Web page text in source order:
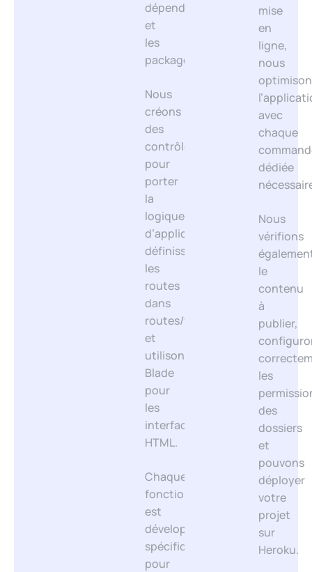
dépendances
et
les
packages.
Nous
créons
des
contrôleurs
pour
porter
la
logique
d’application,
définissons
les
routes
dans
routes/web.php
et
utilisons
Blade
pour
les
interfaces
HTML.
Chaque
fonctionnalité
est
développée
spécifiquement
pour
mise
en
ligne,
nous
avec
chaque
dédiée
Nous
vérifions
le
contenu
à
publier,
les
des
dossiers
et
pouvons
déployer
votre
projet
sur
Heroku.